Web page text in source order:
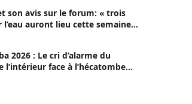
son avis sur le forum: « trois
auront lieu cette semaine à
2026 : Le cri d’alarme du
l’intérieur face à l’hécatombe